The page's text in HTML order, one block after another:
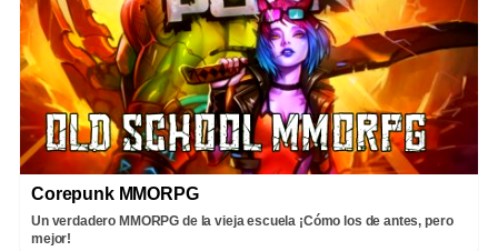
Corepunk MMORPG
Un verdadero MMORPG de la vieja escuela ¡Cómo los de antes, pero
mejor!